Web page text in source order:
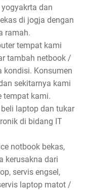
dan
di jogja dengan
ramah.
tempat kami
tambah netbook /
kondisi. Konsumen
sekitarnya kami
tempat kami.
laptop dan tukar
di bidang IT
notbook bekas,
kerusakna dari
servis engsel,
laptop matot /